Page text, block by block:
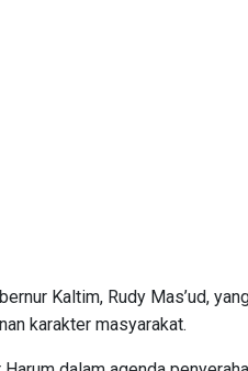
Kaltim, Rudy Mas’ud,
karakter masyarakat.